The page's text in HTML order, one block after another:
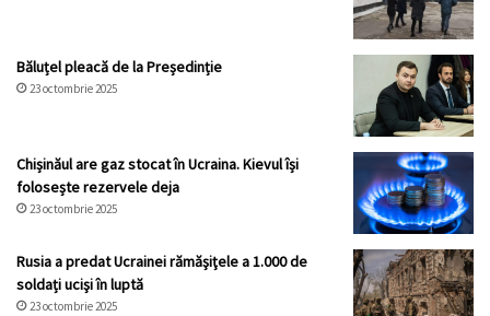
Băluțel pleacă de la Președinție
23 octombrie 2025
Chișinăul are gaz stocat în Ucraina. Kievul își
folosește rezervele deja
23 octombrie 2025
Rusia a predat Ucrainei rămăşiţele a 1.000 de
soldați ucişi în luptă
23 octombrie 2025